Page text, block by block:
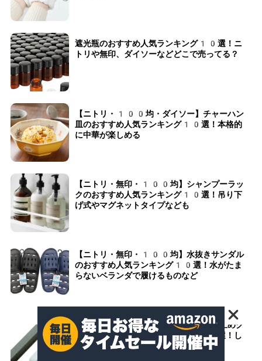
遮光瓶のおすすめ人気ランキング10選！ニ
トリや無印、ダイソーなどどこで売ってる？
【ニトリ・100均・ダイソー】チャーハン
皿のおすすめ人気ランキング10選！本格的
に中華が楽しめる
【ニトリ・無印・100均】シャンプーラッ
クのおすすめ人気ランキング10選！吊り下
げ式やマグネットタイプなども
【ニトリ・無印・100均】水抜きサンダル
のおすすめ人気ランキング10選！水がたま
らないベランダで履けるものなど
【ニトリ・無印・100均】食品用袋止めク
リップのおすすめ人気ランキング10選！し
っかり閉じておいしく保存できる